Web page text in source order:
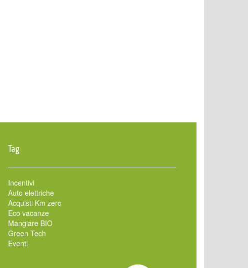
Tag
Incentivi
Auto elettriche
Acquisti Km zero
Eco vacanze
Mangiare BIO
Green Tech
Eventi